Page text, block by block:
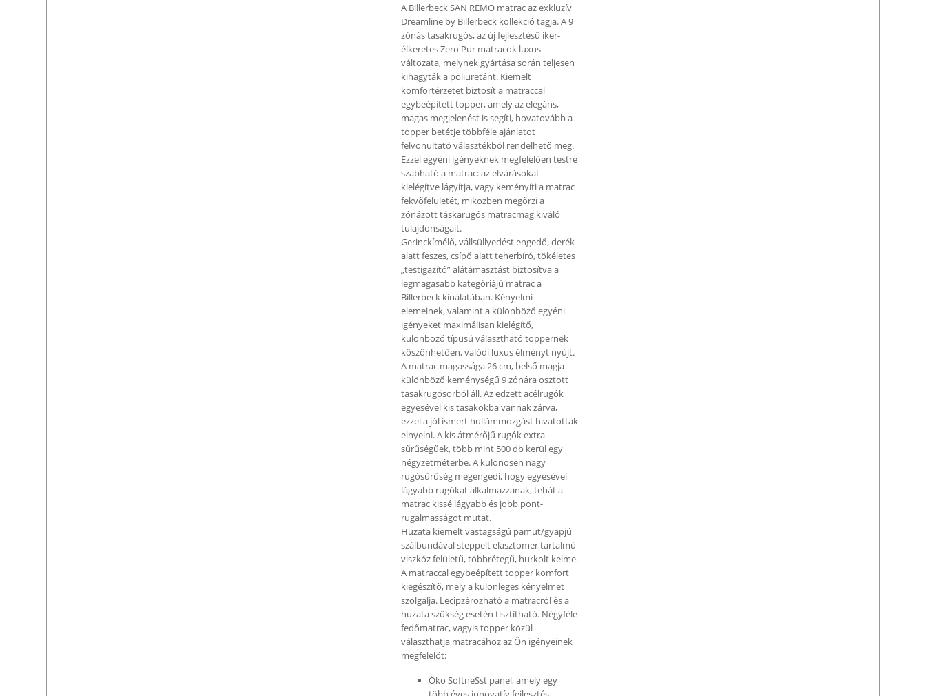
A Billerbeck SAN REMO matrac az exkluzív
Dreamline by Billerbeck kollekció tagja. A 9
zónás tasakrugós, az új fejlesztésű iker-
élkeretes Zero Pur matracok luxus
változata, melynek gyártása során teljesen
kihagyták a poliuretánt. Kiemelt
komfortérzetet biztosít a matraccal
egybeépített topper, amely az elegáns,
magas megjelenést is segíti, hovatovább a
topper betétje többféle ajánlatot
felvonultató választékból rendelhető meg.
Ezzel egyéni igényeknek megfelelően testre
szabható a matrac: az elvárásokat
kielégítve lágyítja, vagy keményíti a matrac
fekvőfelületét, miközben megőrzi a
zónázott táskarugós matracmag kiváló
tulajdonságait.
Gerinckímélő, vállsüllyedést engedő, derék
alatt feszes, csípő alatt teherbíró, tökéletes
„testigazító” alátámasztást biztosítva a
legmagasabb kategóriájú matrac a
Billerbeck kínálatában. Kényelmi
elemeinek, valamint a különböző egyéni
igényeket maximálisan kielégítő,
különböző típusú választható toppernek
köszönhetően, valódi luxus élményt nyújt.
A matrac magassága 26 cm, belső magja
különböző keménységű 9 zónára osztott
tasakrugósorból áll. Az edzett acélrugók
egyesével kis tasakokba vannak zárva,
ezzel a jól ismert hullámmozgást hivatottak
elnyelni. A kis átmérőjű rugók extra
sűrűségűek, több mint 500 db kerül egy
négyzetméterbe. A különösen nagy
rugósűrűség megengedi, hogy egyesével
lágyabb rugókat alkalmazzanak, tehát a
matrac kissé lágyabb és jobb pont-
rugalmasságot mutat.
Huzata kiemelt vastagságú pamut/gyapjú
szálbundával steppelt elasztomer tartalmú
viszkóz felületű, többrétegű, hurkolt kelme.
A matraccal egybeépített topper komfort
kiegészítő, mely a különleges kényelmet
szolgálja. Lecipzározható a matracról és a
huzata szükség esetén tisztítható. Négyféle
fedőmatrac, vagyis topper közül
választhatja matracához az Ön igényeinek
megfelelőt:
Öko SoftneSst panel, amely egy